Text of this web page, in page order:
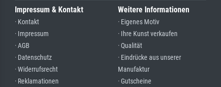
Impressum & Kontakt
· Kontakt
· Impressum
· AGB
· Datenschutz
· Widerrufsrecht
· Reklamationen
Weitere Informationen
· Eigenes Motiv
· Ihre Kunst verkaufen
· Qualität
· Eindrücke aus unserer
Manufaktur
· Gutscheine